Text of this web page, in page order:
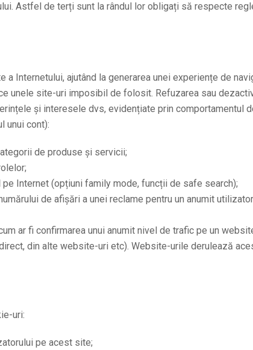
Astfel de terți sunt la rândul lor obligați să respecte
Internetului, ajutând la generarea unei experiențe de
unele site-uri imposibil de folosit. Refuzarea sau
și interesele dvs, evidențiate prin comportamentul
unui cont):
de produse și servicii;
Internet (opțiuni family mode, funcții de safe search);
de afișări a unei reclame pentru un anumit
ar fi confirmarea unui anumit nivel de trafic pe un
din alte website-uri etc). Website-urile derulează
uri:
pe acest site;